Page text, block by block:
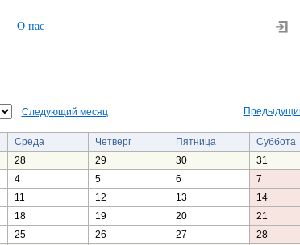
О нас
Следующий месяц
Среда Четверг Пятница Суббота
28 29 30 31
4 5 6 7
11 12 13 14
18 19 20 21
25 26 27 28